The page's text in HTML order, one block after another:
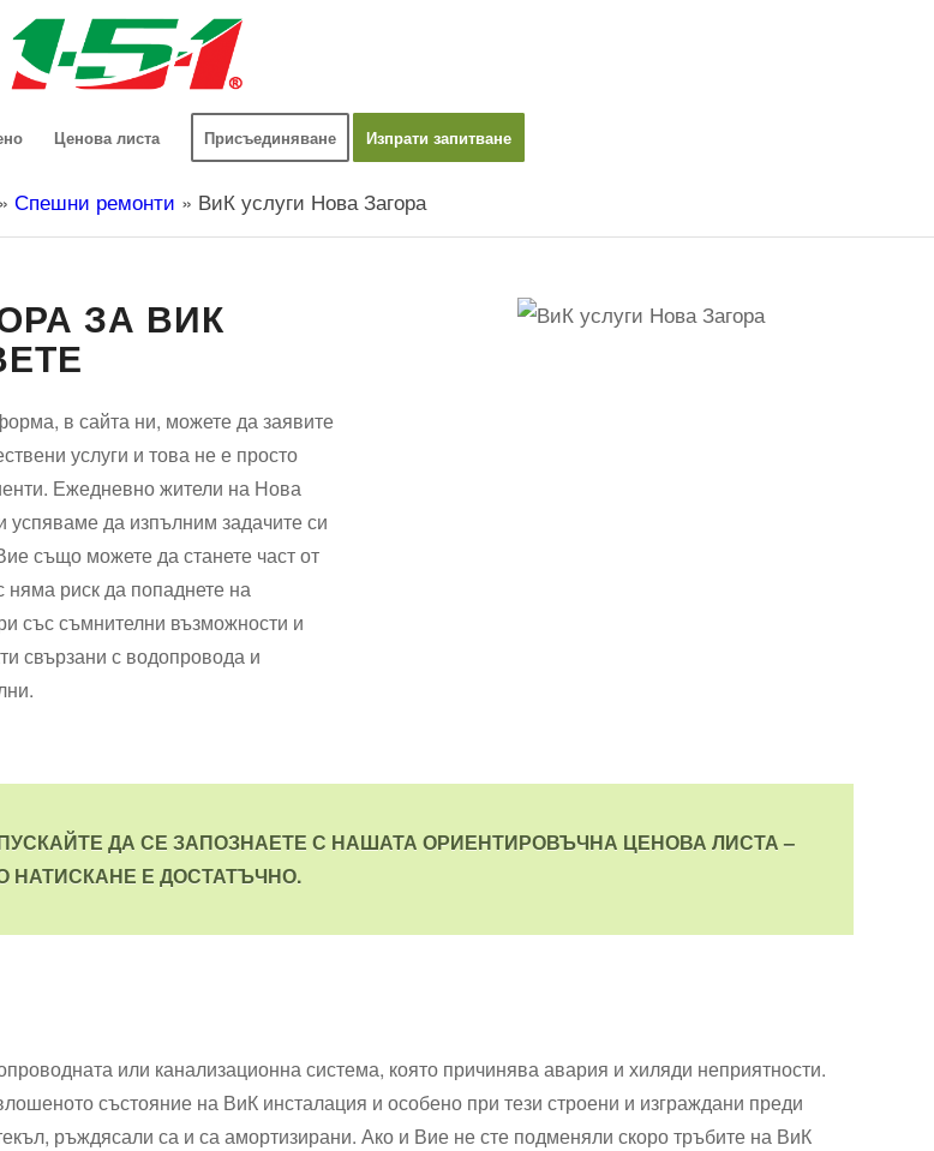
Ценова листа Присъединяване Изпрати запитване
» Спешни ремонти » ВиК услуги Нова Загора
ЗА ВИК
в сайта ни, можете да заявите
услуги и това не е просто
Ежедневно жители на Нова
успяваме да изпълним задачите си
също можете да станете част от
няма риск да попаднете на
със съмнителни възможности и
свързани с водопровода и
ДА СЕ ЗАПОЗНАЕТЕ С НАШАТА ОРИЕНТИРОВЪЧНА ЦЕНОВА ЛИСТА –
НАТИСКАНЕ Е ДОСТАТЪЧНО.
или канализационна система, която причинява авария и хиляди неприятности.
състояние на ВиК инсталация и особено при тези строени и изграждани преди
ръждясали са и са амортизирани. Ако и Вие не сте подменяли скоро тръбите на ВиК